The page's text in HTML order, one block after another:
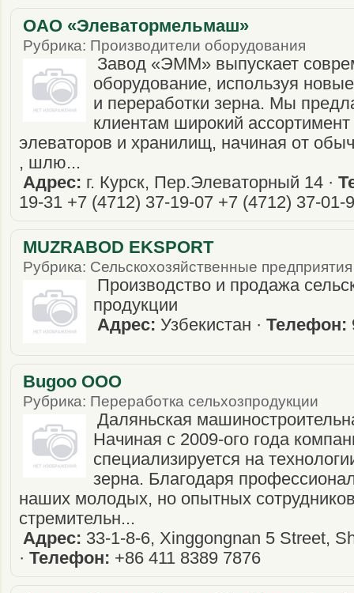
OAO «Элеватормельмаш»
Рубрика: Производители оборудования
Завод «ЭММ» выпускает
оборудование, используя
и переработки зерна. Мы
клиентам широкий
элеваторов и хранилищ, начиная от
, шлю...
Адрес: г. Курск, Пер.Элеваторный 14 ·
19-31 +7 (4712) 37-19-07 +7 (4712) 37-01-
MUZRABOD EKSPORT
Рубрика: Сельскохозяйственные предприятия
Производство и продажа
продукции
Адрес: Узбекистан ·Телефон:
Bugoo ООО
Рубрика: Переработка сельхозпродукции
Даляньская
Начиная с 2009-ого года
специализируется на
зерна. Благодаря
наших молодых, но опытных
стремительн...
Адрес: 33-1-8-6, Xinggongnan 5 Street,
· Телефон: +86 411 8389 7876